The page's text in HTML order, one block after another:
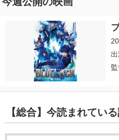
【総合】今読まれてい